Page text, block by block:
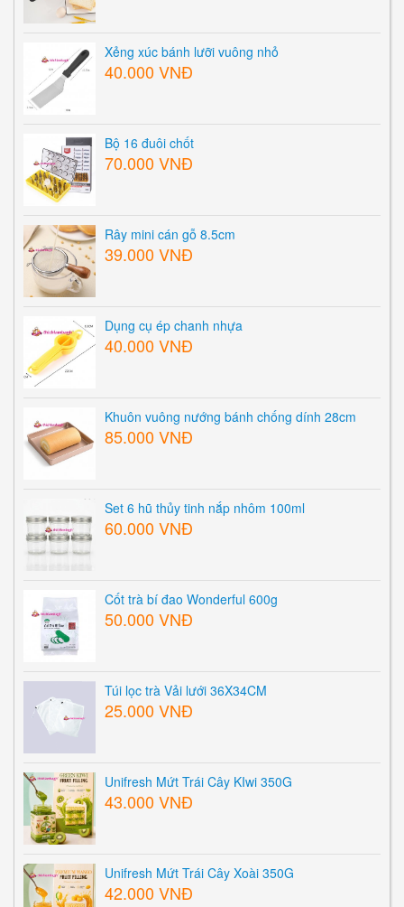
Xẻng xúc bánh lưỡi vuông nhỏ
40.000 VNĐ
Bộ 16 đuôi chốt
70.000 VNĐ
Rây mini cán gỗ 8.5cm
39.000 VNĐ
Dụng cụ ép chanh nhựa
40.000 VNĐ
Khuôn vuông nướng bánh chống dính 28cm
85.000 VNĐ
Set 6 hũ thủy tinh nắp nhôm 100ml
60.000 VNĐ
Cốt trà bí đao Wonderful 600g
50.000 VNĐ
Túi lọc trà Vải lưới 36X34CM
25.000 VNĐ
Unifresh Mứt Trái Cây KIwi 350G
43.000 VNĐ
Unifresh Mứt Trái Cây Xoài 350G
42.000 VNĐ